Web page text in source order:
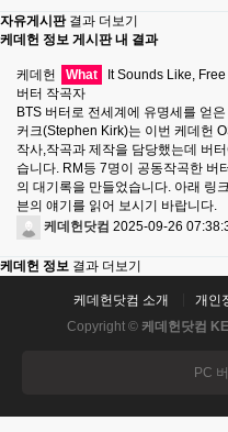
자유게시판결과 더보기
케데헌 정보 게시판 내 결과
케데헌 What
It Sounds Like,
버터 작곡자
BTS 버터로 전세계에 유명세를 얻
커크(Stephen Kirk)는 이번 케데헌
작사,작곡과 제작을 담당했는데 버
습니다. RM등 7명이 공동작곡한 버
의 대기록을 만들었습니다. 아래 링
븐의 얘기를 읽어 보시기 바랍니다.
케데헌닷컴 2025-09-26
케데헌 정보 결과 더보기
케데헌닷컴 소개 개인
Copyright © 케데헌닷컴
PC